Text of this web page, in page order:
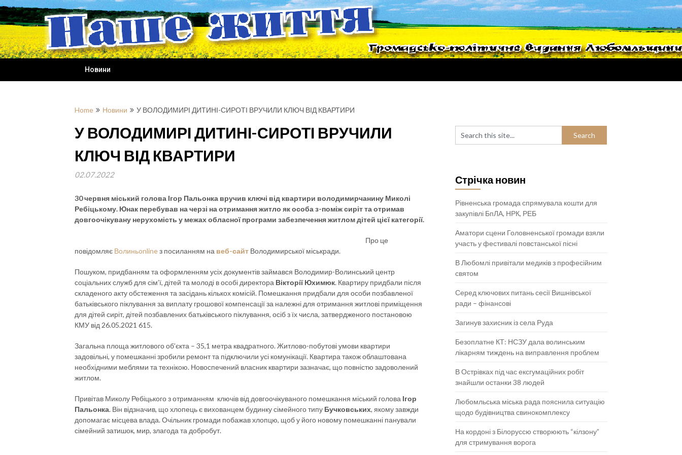
Skip
to
content
Новини
Home Новини У ВОЛОДИМИРІ ДИТИНІ-СИРОТІ ВРУЧИЛИ КЛЮЧ ВІД КВАРТИРИ
У ВОЛОДИМИРІ ДИТИНІ-СИРОТІ ВРУЧИЛИ
КЛЮЧ ВІД КВАРТИРИ
02.07.2022
30 червня міський голова Ігор Пальонка вручив ключі від квартири володимирчанину Миколі
Ребіцькому. Юнак перебував на черзі на отримання житло як особа з-поміж сиріт та отримав
довгоочікувану нерухомість у межах обласної програми забезпечення житлом дітей цієї категорії.
Про це
повідомляє Волиньonlineз посиланням на веб-сайт Володимирської міськради.
Пошуком, придбанням та оформленням усіх документів займався Володимир-Волинський центр
соціальних служб для сім’ї, дітей та молоді в особі директора Вікторії Юхимюк. Квартиру придбали після
складеного акту обстеження та засідань кількох комісій. Помешкання придбали для особи позбавленої
батьківського піклування за виплату грошової компенсації за належні для отримання житлові приміщення
для дітей сиріт, дітей позбавлених батьківського піклування, осіб з їх числа, затвердженого постановою
КМУ від 26.05.2021 615.
Загальна площа житлового об’єкта – 35,1 метра квадратного. Житлово-побутові умови квартири
задовільні, у помешканні зробили ремонт та підключили усі комунікації. Квартира також облаштована
необхідними меблями та технікою. Новоспечений власник квартири зазначає, що повністю задоволений
житлом.
Привітав Миколу Ребіцького з отриманням ключів від довгоочікуваного помешкання міський голова Ігор
Пальонка. Він відзначив, що хлопець є вихованцем будинку сімейного типу Бучковських, якому завжди
допомагає місцева влада. Очільник громади побажав хлопцю, щоб у його новому помешканні панували
сімейний затишок, мир, злагода та добробут.
Стрічка новин
Рівненська громада спрямувала кошти для
закупівлі БпЛА, НРК, РЕБ
Аматори сцени Головненської громади взяли
участь у фестивалі повстанської пісні
В Любомлі привітали медиків з професійним
святом
Серед ключових питань сесії Вишнівської
ради – фінансові
Загинув захисник із села Руда
Безоплатне КТ: НСЗУ дала волинським
лікарням тиждень на виправлення проблем
В Острівках під час ексгумаційних робіт
знайшли останки 38 людей
Любомльська міська рада пояснила ситуацію
щодо будівництва свинокомплексу
На кордоні з Білоруссю створюють “кілзону”
для стримування ворога